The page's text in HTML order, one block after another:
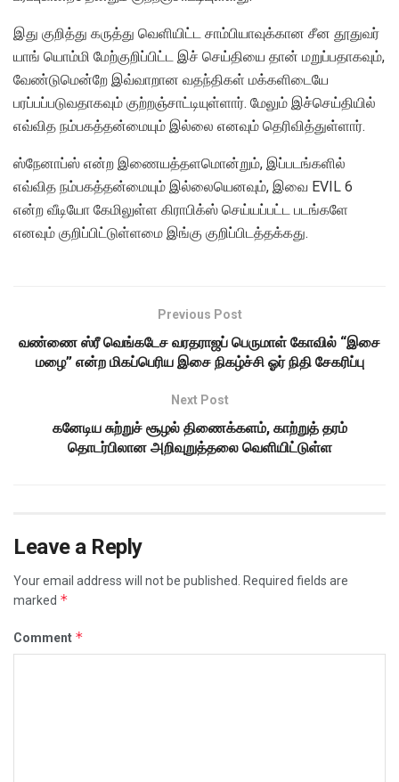
இது குறித்து கருத்து வெளியிட்ட சாம்பியாவுக்கான சீன தூதுவர்
யாங் யொம்மி மேற்குறிப்பிட்ட இச் செய்தியை தான் மறுப்பதாகவும்,
வேண்டுமென்றே இவ்வாறான வதந்திகள் மக்களிடையே
பரப்பப்படுவதாகவும் குற்றஞ்சாட்டியுள்ளார். மேலும் இச்செய்தியில்
எவ்வித நம்பகத்தன்மையும் இல்லை எனவும் தெரிவித்துள்ளார்.
ஸ்நேனாப்ஸ் என்ற இணையத்தளமொன்றும், இப்படங்களில்
எவ்வித நம்பகத்தன்மையும் இல்லையெனவும், இவை EVIL 6
என்ற வீடியோ கேமிலுள்ள கிராபிக்ஸ் செய்யப்பட்ட படங்களே
எனவும் குறிப்பிட்டுள்ளமை இங்கு குறிப்பிடத்தக்கது.
Previous Post
வண்ணை ஸ்ரீ வெங்கடேச வரதராஜப் பெருமாள் கோவில் “இசை
மழை” என்ற மிகப்பெரிய இசை நிகழ்ச்சி ஓர் நிதி சேகரிப்பு
Next Post
கனேடிய சுற்றுச் சூழல் திணைக்களம், காற்றுத் தரம்
தொடர்பிலான அறிவுறுத்தலை வெளியிட்டுள்ள
Leave a Reply
Your email address will not be published. Required fields are
marked *
Comment *